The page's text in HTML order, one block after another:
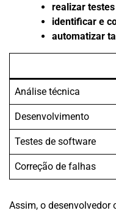
realizar
identificar e
automatizar
Análise técnica
Desenvolvimento
Testes de software
Correção de falhas
Assim, o desenvolvedor